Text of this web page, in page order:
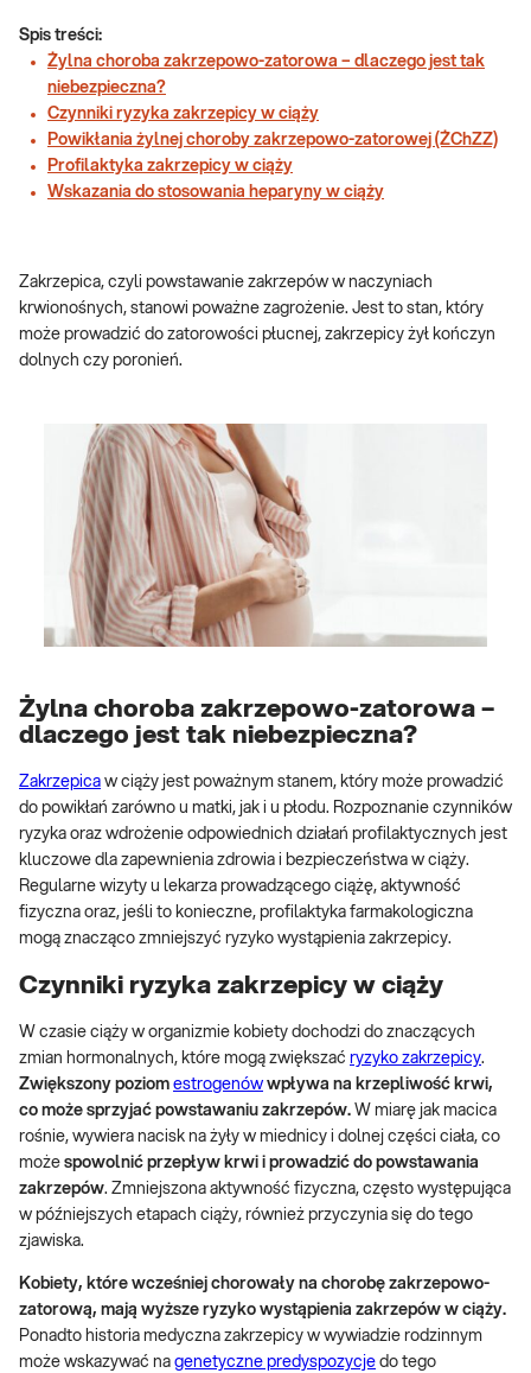
Spis treści:
Żylna choroba zakrzepowo-zatorowa – dlaczego jest tak
niebezpieczna?
Czynniki ryzyka zakrzepicy w ciąży
Powikłania żylnej choroby zakrzepowo-zatorowej (ŻChZZ)
Profilaktyka zakrzepicy w ciąży
Wskazania do stosowania heparyny w ciąży
Zakrzepica, czyli powstawanie zakrzepów w naczyniach
krwionośnych, stanowi poważne zagrożenie. Jest to stan, który
może prowadzić do zatorowości płucnej, zakrzepicy żył kończyn
dolnych czy poronień.
Żylna choroba zakrzepowo-zatorowa –
dlaczego jest tak niebezpieczna?
Zakrzepica w ciąży jest poważnym stanem, który może prowadzić
do powikłań zarówno u matki, jak i u płodu. Rozpoznanie czynników
ryzyka oraz wdrożenie odpowiednich działań profilaktycznych jest
kluczowe dla zapewnienia zdrowia i bezpieczeństwa w ciąży.
Regularne wizyty u lekarza prowadzącego ciążę, aktywność
fizyczna oraz, jeśli to konieczne, profilaktyka farmakologiczna
mogą znacząco zmniejszyć ryzyko wystąpienia zakrzepicy.
Czynniki ryzyka zakrzepicy w ciąży
W czasie ciąży w organizmie kobiety dochodzi do znaczących
zmian hormonalnych, które mogą zwiększać ryzyko zakrzepicy.
Zwiększony poziom estrogenów wpływa na krzepliwość krwi,
co może sprzyjać powstawaniu zakrzepów. W miarę jak macica
rośnie, wywiera nacisk na żyły w miednicy i dolnej części ciała, co
może spowolnić przepływ krwi i prowadzić do powstawania
zakrzepów. Zmniejszona aktywność fizyczna, często występująca
w późniejszych etapach ciąży, również przyczynia się do tego
zjawiska.
Kobiety, które wcześniej chorowały na chorobę zakrzepowo-
zatorową, mają wyższe ryzyko wystąpienia zakrzepów w ciąży.
Ponadto historia medyczna zakrzepicy w wywiadzie rodzinnym
może wskazywać na genetyczne predyspozycje do tego